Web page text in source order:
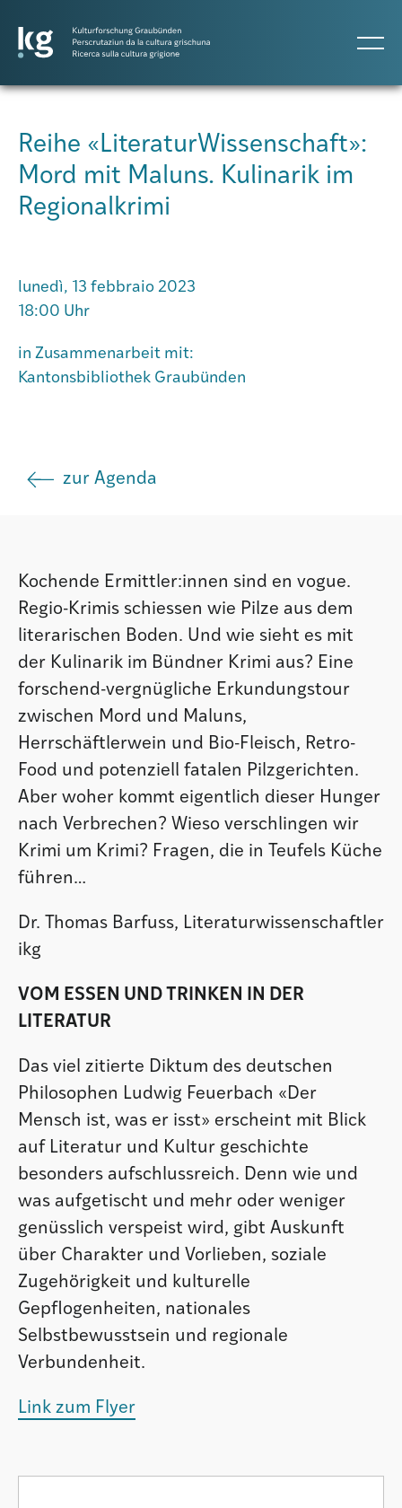
Progetti
Persone
Agenda
Reihe «LiteraturWissenschaft»:
Mord mit Maluns. Kulinarik im
Regionalkrimi
lunedì, 13 febbraio 2023
18:00 Uhr
in Zusammenarbeit mit:
Kantonsbibliothek Graubünden
zur Agenda
Kochende Ermittler:innen sind en vogue.
Regio-Krimis schiessen wie Pilze aus dem
literarischen Boden. Und wie sieht es mit
der Kulinarik im Bündner Krimi aus? Eine
forschend-vergnügliche Erkundungstour
zwischen Mord und Maluns,
Herrschäftlerwein und Bio-Fleisch, Retro-
Food und potenziell fatalen Pilzgerichten.
Aber woher kommt eigentlich dieser Hunger
nach Verbrechen? Wieso verschlingen wir
Krimi um Krimi? Fragen, die in Teufels Küche
führen…
Dr. Thomas Barfuss, Literaturwissenschaftler
ikg
VOM ESSEN UND TRINKEN IN DER
LITERATUR
Das viel zitierte Diktum des deutschen
Philosophen Ludwig Feuerbach «Der
Mensch ist, was er isst» erscheint mit Blick
auf Literatur und Kultur­ geschichte
besonders aufschlussreich. Denn wie und
was aufgetischt und mehr oder weniger
genüsslich verspeist wird, gibt Auskunft
über Charakter und Vorlieben, soziale
Zugehörigkeit und kulturelle
Gepflogenheiten, nationales
Selbstbewusstsein und regionale
Verbundenheit.
Link zum Flyer